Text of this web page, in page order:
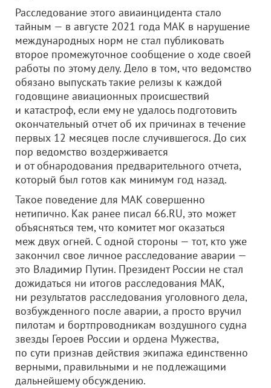
Расследование этого авиаинцидента стало
тайным — в августе 2021 года МАК в нарушение
международных норм не стал публиковать
второе промежуточное сообщение о ходе своей
работы по этому делу. Дело в том, что ведомство
обязано выпускать такие релизы к каждой
годовщине авиационных происшествий
и катастроф, если ему не удалось подготовить
окончательный отчет об их причинах в течение
первых 12 месяцев после случившегося. До сих
пор ведомство воздерживается
и от обнародования предварительного отчета,
который был готов как минимум год назад.
Такое поведение для МАК совершенно
нетипично. Как ранее писал 66.RU, это может
объясняться тем, что комитет мог оказаться
меж двух огней. С одной стороны — тот, кто уже
закончил свое личное расследование аварии —
это Владимир Путин. Президент России не стал
дожидаться ни итогов расследования МАК,
ни результатов расследования уголовного дела,
возбужденного после аварии, а просто вручил
пилотам и бортпроводникам воздушного судна
звезды Героев России и ордена Мужества,
по сути признав действия экипажа единственно
верными, правильными и не подлежащими
дальнейшему обсуждению.